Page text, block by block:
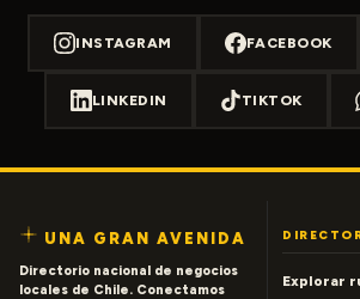
INSTAGRAM FACEBOOK
LINKEDIN TIKTOK
UNA GRAN AVENIDA
Directorio nacional de negocios
locales de Chile. Conectamos
Explorar